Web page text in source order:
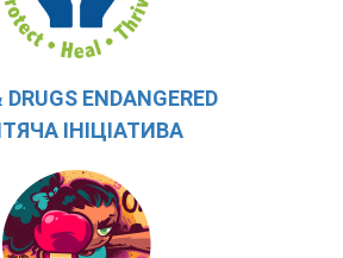
DRUGS ENDANGERED
ІНІЦІАТИВА